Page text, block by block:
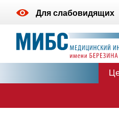
Для слабовидящих